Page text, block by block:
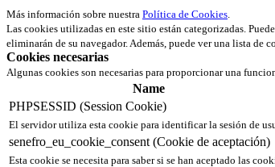
Más información sobre nuestra Política de Cookies.
Las cookies utilizadas en este sitio están categorizadas.
eliminarán de su navegador. Además, puede ver una lista de
Cookies necesarias
Algunas cookies son necesarias para proporcionar una
Name
PHPSESSID (Session Cookie)
El servidor utiliza esta cookie para identificar la sesión de
senefro_eu_cookie_consent (Cookie de aceptación)
Esta cookie se necesita para saber si se han aceptado las